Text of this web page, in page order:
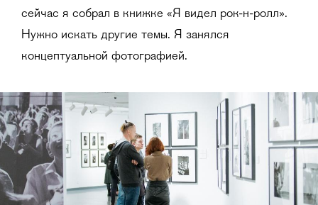
сейчас я собрал в книжке «Я видел рок-н-ролл».
Нужно искать другие темы. Я занялся
концептуальной фотографией.